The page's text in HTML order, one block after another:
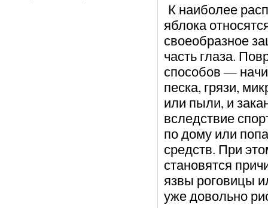
К наиболее
яблока
своеобразное
часть глаза.
способов —
песка, грязи,
или пыли, и
вследствие
по дому или
средств. При
становятся
язвы роговицы
уже довольно